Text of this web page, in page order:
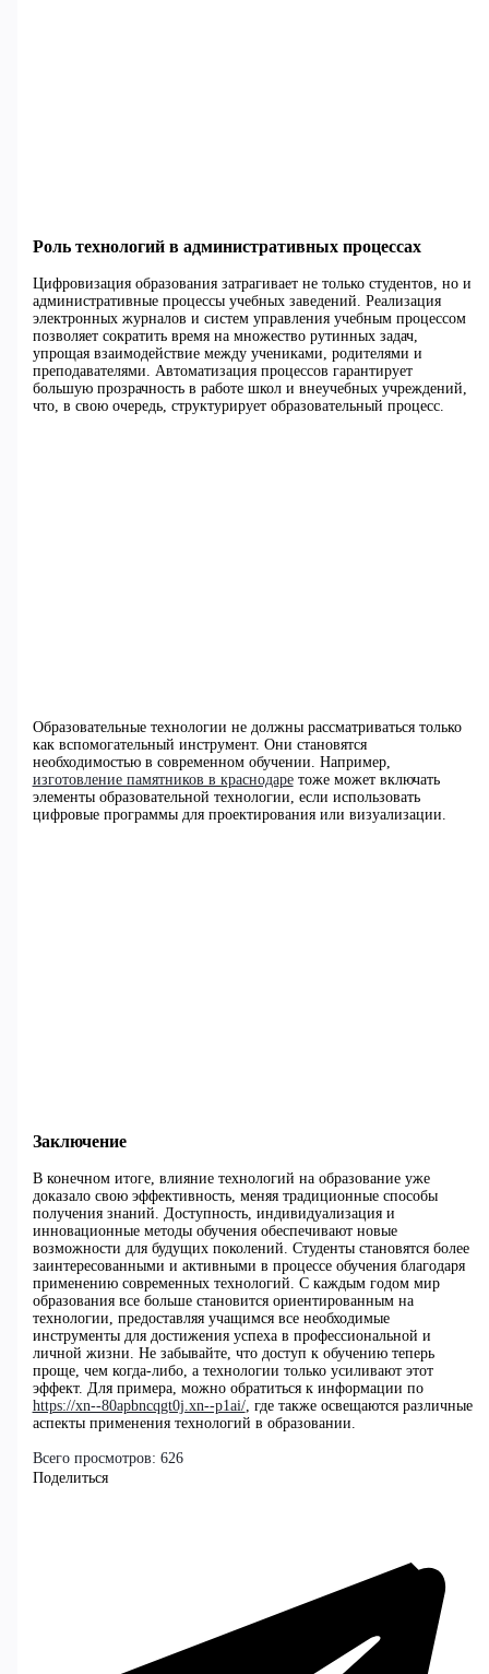
Роль технологий в административных процессах
Цифровизация образования затрагивает не только студентов, но и
административные процессы учебных заведений. Реализация
электронных журналов и систем управления учебным процессом
позволяет сократить время на множество рутинных задач,
упрощая взаимодействие между учениками, родителями и
преподавателями. Автоматизация процессов гарантирует
большую прозрачность в работе школ и внеучебных учреждений,
что, в свою очередь, структурирует образовательный процесс.
Образовательные технологии не должны рассматриваться только
как вспомогательный инструмент. Они становятся
необходимостью в современном обучении. Например,
изготовление памятников в краснодаретоже может включать
элементы образовательной технологии, если использовать
цифровые программы для проектирования или визуализации.
Заключение
В конечном итоге, влияние технологий на образование уже
доказало свою эффективность, меняя традиционные способы
получения знаний. Доступность, индивидуализация и
инновационные методы обучения обеспечивают новые
возможности для будущих поколений. Студенты становятся более
заинтересованными и активными в процессе обучения благодаря
применению современных технологий. С каждым годом мир
образования все больше становится ориентированным на
технологии, предоставляя учащимся все необходимые
инструменты для достижения успеха в профессиональной и
личной жизни. Не забывайте, что доступ к обучению теперь
проще, чем когда-либо, а технологии только усиливают этот
эффект. Для примера, можно обратиться к информации по
https://xn--80apbncqgt0j.xn--p1ai/, где также освещаются различные
аспекты применения технологий в образовании.
Всего просмотров: 626
Поделиться